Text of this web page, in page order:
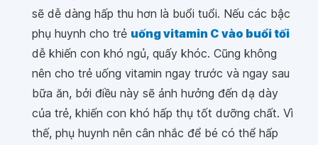
sẽ dễ dàng hấp thu hơn là buổi tuổi. Nếu các bậc
phụ huynh cho trẻ uống vitamin C vào buổi tối
dễ khiến con khó ngủ, quấy khóc. Cũng không
nên cho trẻ uống vitamin ngay trước và ngay sau
bữa ăn, bởi điều này sẽ ảnh hưởng đến dạ dày
của trẻ, khiến con khó hấp thụ tốt dưỡng chất. Vì
thế, phụ huynh nên cân nhắc để bé có thể hấp